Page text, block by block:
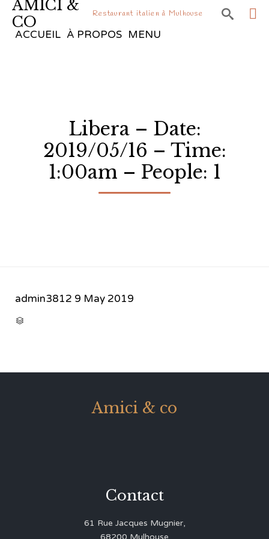
AMICI &
CO
Restaurant italien à Mulhouse 
ACCUEIL À PROPOS MENU
Libera – Date:
2019/05/16 – Time:
1:00am – People: 1
admin3812 9 May 2019

Amici & co
Contact
61 Rue Jacques Mugnier,